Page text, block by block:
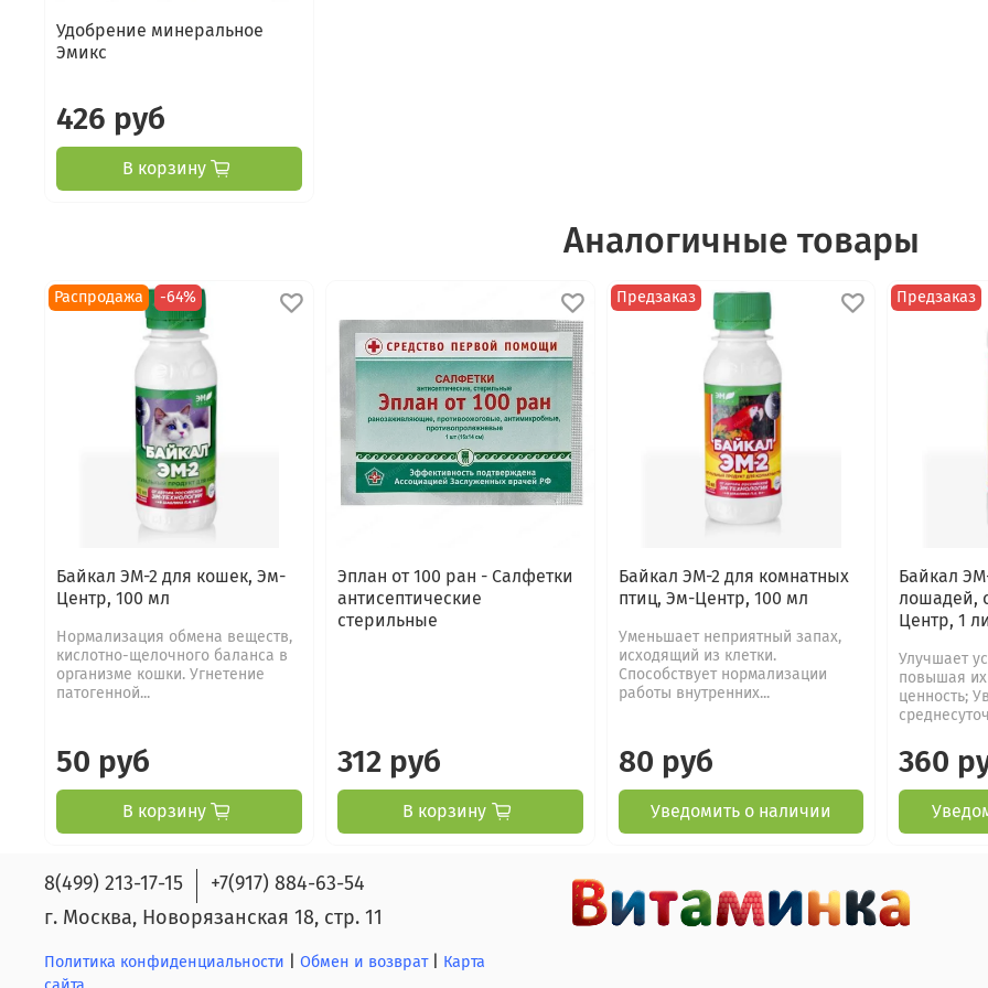
Удобрение минеральное
Эмикс
426 руб
В корзину
Аналогичные товары
Распродажа -64%
Байкал ЭМ-2 для кошек, Эм-
Центр, 100 мл
Нормализация обмена веществ,
кислотно-щелочного баланса в
организме кошки. Угнетение
патогенной...
50 руб
В корзину
Эплан от 100 ран - Салфетки
антисептические
стерильные
312 руб
В корзину
Предзаказ
Байкал ЭМ-2 для комнатных
птиц, Эм-Центр, 100 мл
Уменьшает неприятный запах,
исходящий из клетки.
Способствует нормализации
работы внутренних...
80 руб
Уведомить о наличии
Предзаказ
Байкал
лошадей,
Центр, 1
Улучшает
повышая их
ценность;
360
8(499) 213-17-15
+7(917) 884-63-54
г. Москва, Новорязанская 18, стр. 11
Политика конфиденциальности Обмен и возврат
Карта